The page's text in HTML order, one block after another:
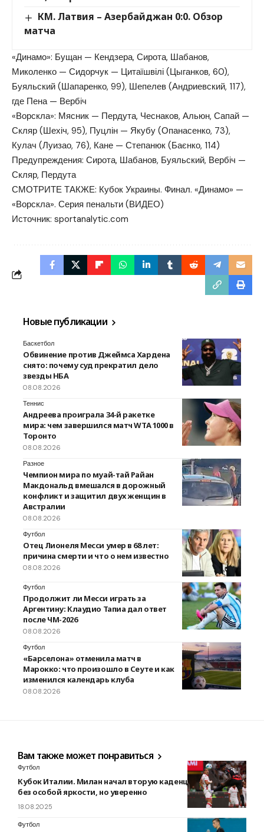
КМ. Латвия – Азербайджан 0:0. Обзор
матча
«Динамо»: Бущан — Кендзера, Сирота, Шабанов,
Миколенко — Сидорчук — Цитаїшвілі (Цыганков, 60),
Буяльский (Шапаренко, 99), Шепелев (Андриевский, 117),
где Пена — Вербіч
«Ворскла»: Мясник — Пердута, Чеснаков, Альюн, Сапай —
Скляр (Шехіч, 95), Пуцлін — Якубу (Опанасенко, 73),
Кулач (Луизао, 76), Кане — Степанюк (Баєнко, 114)
Предупреждения: Сирота, Шабанов, Буяльский, Вербіч —
Скляр, Пердута
СМОТРИТЕ ТАКЖЕ: Кубок Украины. Финал. «Динамо» —
«Ворскла». Серия пенальти (ВИДЕО)
Источник: sportanalytic.com
Новые публикации
Баскетбол
Обвинение против Джеймса Хардена
снято: почему суд прекратил дело
звезды НБА
08.08.2026
Теннис
Андреева проиграла 34-й ракетке
мира: чем завершился матч WTA 1000 в
Торонто
08.08.2026
Разное
Чемпион мира по муай-тай Райан
Макдональд вмешался в дорожный
конфликт и защитил двух женщин в
Австралии
08.08.2026
Футбол
Отец Лионеля Месси умер в 68 лет:
причина смерти и что о нем известно
08.08.2026
Футбол
Продолжит ли Месси играть за
Аргентину: Клаудио Тапиа дал ответ
после ЧМ-2026
08.08.2026
Футбол
«Барселона» отменила матч в
Марокко: что произошло в Сеуте и как
изменился календарь клуба
08.08.2026
Вам также может понравиться
Футбол
Кубок Италии. Милан начал вторую каденцию Аллегри
без особой яркости, но уверенно
18.08.2025
Футбол